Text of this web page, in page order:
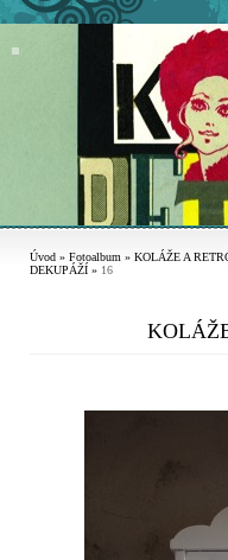
Úvod » Fotoalbum » KOLÁŽE A
DEKUPÁŽÍ » 16